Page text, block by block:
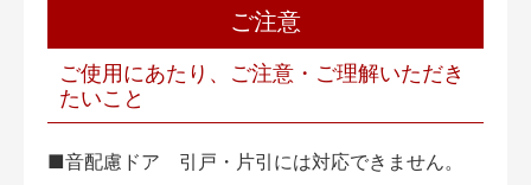
ご注意
ご使用にあたり、ご注意・ご理解いただき
たいこと
■音配慮ドア 引戸・片引には対応できません。